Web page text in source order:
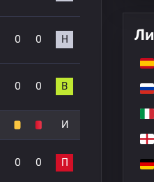
0 0 Н
0 0 В
И
0 0 П